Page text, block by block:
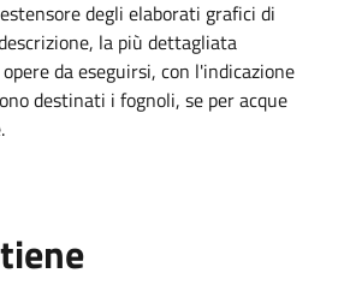
degli elaborati grafici di
la più dettagliata
da eseguirsi, con l'indicazione
destinati i fognoli, se per acque